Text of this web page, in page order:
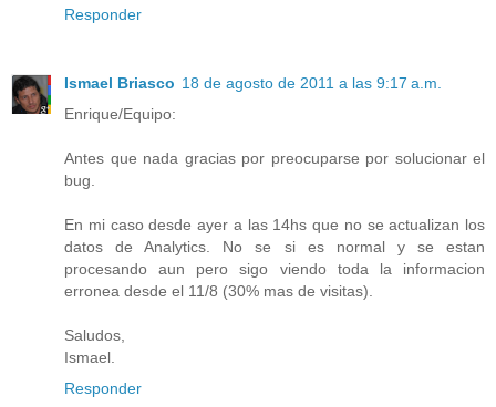
Responder
Ismael Briasco 18 de agosto de 2011 a las 9:17 a.m.
Enrique/Equipo:
Antes que nada gracias por preocuparse por solucionar el
bug.
En mi caso desde ayer a las 14hs que no se actualizan los
datos de Analytics. No se si es normal y se estan
procesando aun pero sigo viendo toda la informacion
erronea desde el 11/8 (30% mas de visitas).
Saludos,
Ismael.
Responder